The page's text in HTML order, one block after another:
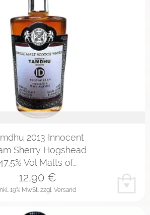
2013 Innocent
Sherry Hogshead
Vol Malts of…
19% MwSt. zzgl. Versand
12,90€